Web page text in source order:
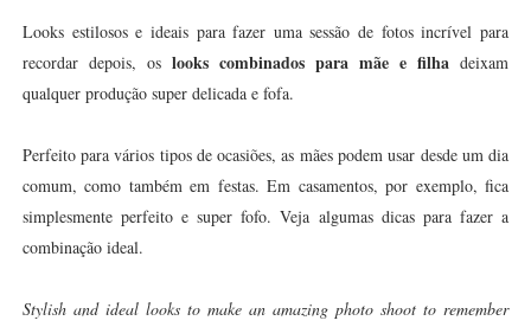
Looks estilosos e ideais para fazer uma sessão de fotos incrível para
recordar depois, os looks combinados para mãe e filha deixam
qualquer produção super delicada e fofa.
Perfeito para vários tipos de ocasiões, as mães podem usar desde um dia
comum, como também em festas. Em casamentos, por exemplo, fica
simplesmente perfeito e super fofo. Veja algumas dicas para fazer a
combinação ideal.
Stylish and ideal looks to make an amazing photo shoot to remember